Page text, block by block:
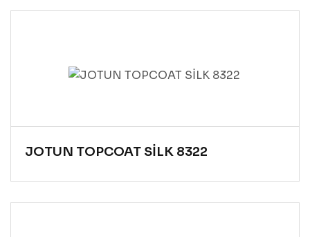
JOTUN TOPCOAT SİLK 8322